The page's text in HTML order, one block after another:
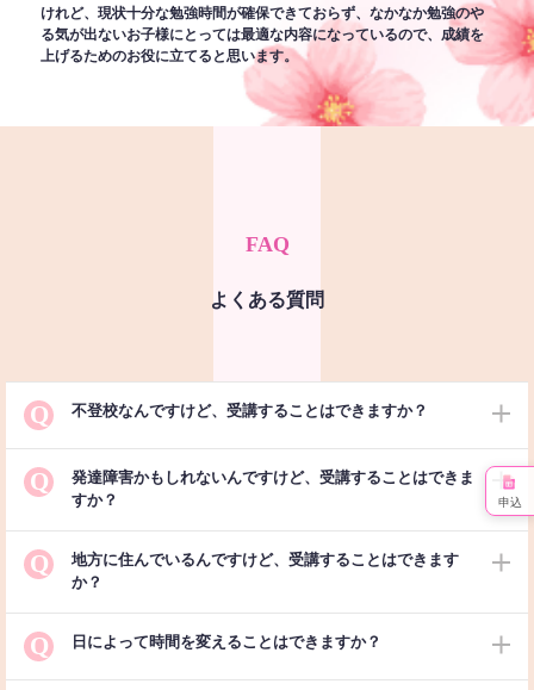
けれど、現状十分な勉強時間が確保できておらず、なかなか勉強のや
る気が出ないお子様にとっては最適な内容になっているので、成績を
上げるためのお役に立てると思います。
FAQ
よくある質問
Q 不登校なんですけど、受講することはできますか？
Q
発達障害かもしれないんですけど、受講することはできま
すか？
Q
地方に住んでいるんですけど、受講することはできます
か？
Q 日によって時間を変えることはできますか？
申込